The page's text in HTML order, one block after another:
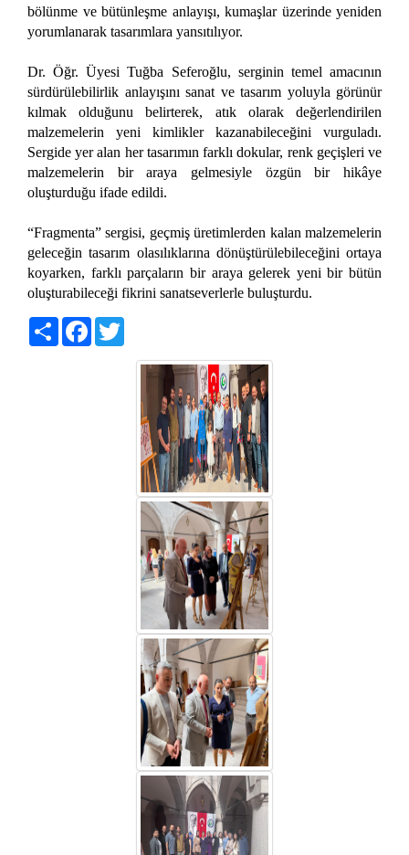
bölünme ve bütünleşme anlayışı, kumaşlar üzerinde yeniden
yorumlanarak tasarımlara yansıtılıyor.
Dr. Öğr. Üyesi Tuğba Seferoğlu, serginin temel amacının
sürdürülebilirlik anlayışını sanat ve tasarım yoluyla görünür
kılmak olduğunu belirterek, atık olarak değerlendirilen
malzemelerin yeni kimlikler kazanabileceğini vurguladı.
Sergide yer alan her tasarımın farklı dokular, renk geçişleri ve
malzemelerin bir araya gelmesiyle özgün bir hikâye
oluşturduğu ifade edildi.
“Fragmenta” sergisi, geçmiş üretimlerden kalan malzemelerin
geleceğin tasarım olasılıklarına dönüştürülebileceğini ortaya
koyarken, farklı parçaların bir araya gelerek yeni bir bütün
oluşturabileceği fikrini sanatseverlerle buluşturdu.
Share Facebook